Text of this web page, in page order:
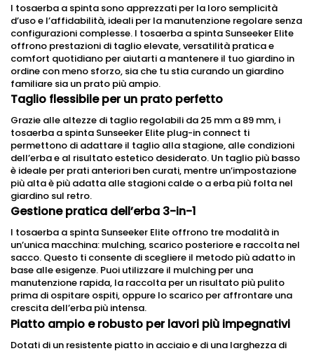
I tosaerba a spinta sono apprezzati per la loro semplicità
d’uso e l’affidabilità, ideali per la manutenzione regolare senza
configurazioni complesse. I tosaerba a spinta Sunseeker Elite
offrono prestazioni di taglio elevate, versatilità pratica e
comfort quotidiano per aiutarti a mantenere il tuo giardino in
ordine con meno sforzo, sia che tu stia curando un giardino
familiare sia un prato più ampio.
Taglio flessibile per un prato perfetto
Grazie alle altezze di taglio regolabili da 25 mm a 89 mm, i
tosaerba a spinta Sunseeker Elite plug-in connect ti
permettono di adattare il taglio alla stagione, alle condizioni
dell’erba e al risultato estetico desiderato. Un taglio più basso
è ideale per prati anteriori ben curati, mentre un’impostazione
più alta è più adatta alle stagioni calde o a erba più folta nel
giardino sul retro.
Gestione pratica dell’erba 3-in-1
I tosaerba a spinta Sunseeker Elite offrono tre modalità in
un’unica macchina: mulching, scarico posteriore e raccolta nel
sacco. Questo ti consente di scegliere il metodo più adatto in
base alle esigenze. Puoi utilizzare il mulching per una
manutenzione rapida, la raccolta per un risultato più pulito
prima di ospitare ospiti, oppure lo scarico per affrontare una
crescita dell’erba più intensa.
Piatto ampio e robusto per lavori più impegnativi
Dotati di un resistente piatto in acciaio e di una larghezza di